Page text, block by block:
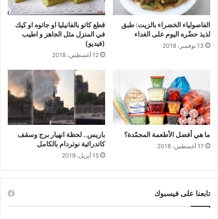
الفاصولياء الخضراء بالزيت: طبق
لذيذ حضّره اليوم على الغداء
13 نوفمبر، 2018
قطع كاتو بالفانيليا او جاتوه او كيك
في المنزل مثل الجاهز و اطيب
(فيديو)
12 أغسطس، 2018
ما هي أفضل الأطعمة المجمّدة؟
17 أغسطس، 2018
باريس.. لحظة انهيار برج وسقف
كاتدرائية نوتردام بالكامل
15 أبريل، 2019
تابعنا على فيسبوك